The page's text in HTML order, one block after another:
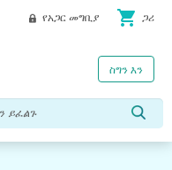
የአጋር መግቢያ shopping_cart ጋሪ
ስግን እን